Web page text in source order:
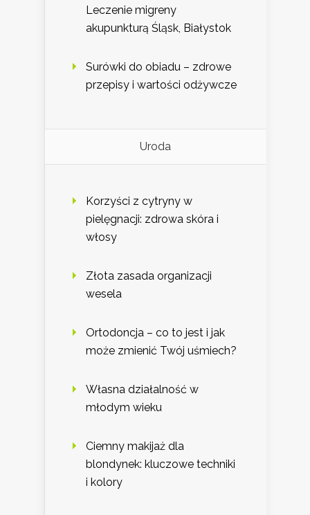
Leczenie migreny
akupunkturą Śląsk, Białystok
Surówki do obiadu – zdrowe
przepisy i wartości odżywcze
Uroda
Korzyści z cytryny w
pielęgnacji: zdrowa skóra i
włosy
Złota zasada organizacji
wesela
Ortodoncja – co to jest i jak
może zmienić Twój uśmiech?
Własna działalność w
młodym wieku
Ciemny makijaż dla
blondynek: kluczowe techniki
i kolory